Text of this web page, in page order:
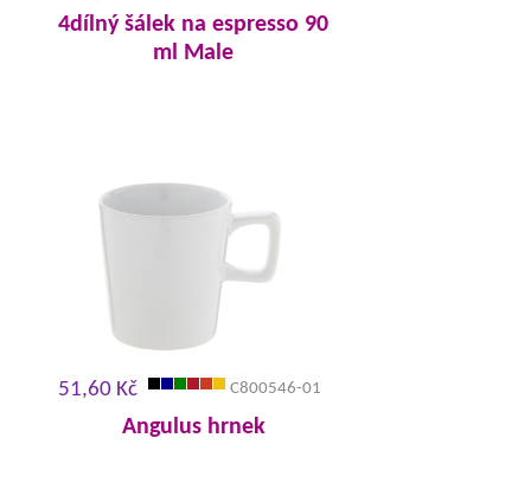
4dílný šálek na espresso 90
ml Male
51,60 Kč C800546-01
Angulus hrnek